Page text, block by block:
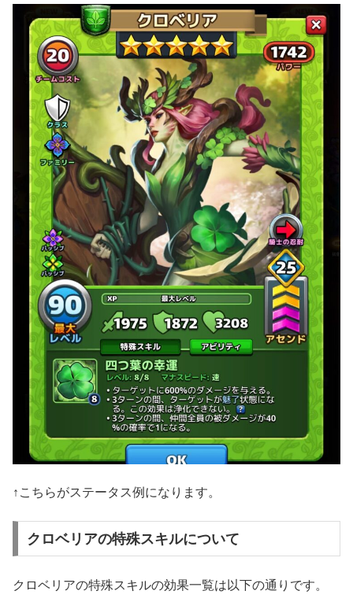
↑こちらがステータス例になります。
クロベリアの特殊スキルについて
クロベリアの特殊スキルの効果一覧は以下の通りです。